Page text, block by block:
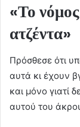
«Το νόμος
ατζέντα»
Πρόσθεσε ότι
αυτά κι έχουν
και μόνο γιατί
αυτού του